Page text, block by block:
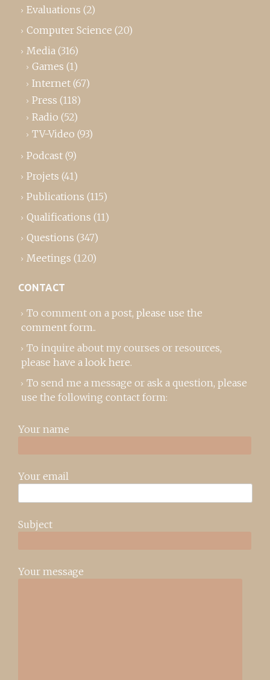
Evaluations (2)
Computer Science (20)
Media (316)
Games (1)
Internet (67)
Press (118)
Radio (52)
TV-Video (93)
Podcast (9)
Projets (41)
Publications (115)
Qualifications (11)
Questions (347)
Meetings (120)
CONTACT
To comment on a post, please use the
comment form..
To inquire about my courses or resources,
please have a look here.
To send me a message or ask a question, please
use the following contact form:
Your name
Your email
Subject
Your message